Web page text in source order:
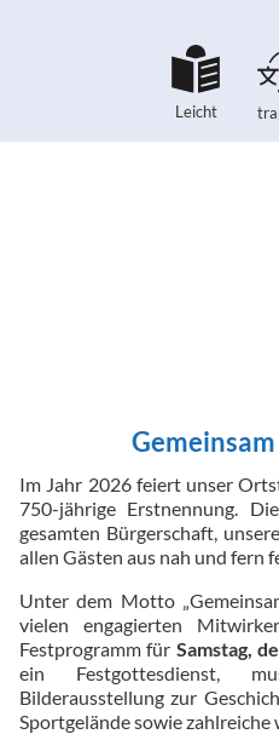
Leicht
Im Jahr 2026 feiert unser
750-jährige Erstnennung.
gesamten Bürgerschaft,
allen Gästen aus nah und fern
Unter dem Motto
vielen engagierten
Festprogramm für Samstag,
ein Festgottesdienst,
Bilderausstellung zur
Sportgelände sowie